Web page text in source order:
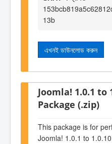
13b
এখনই ডাউনলোড করুন
Joomla! 1.0.1 to
Package (.zip)
This package is for
Joomla! 1.0.1 to 1.0.10